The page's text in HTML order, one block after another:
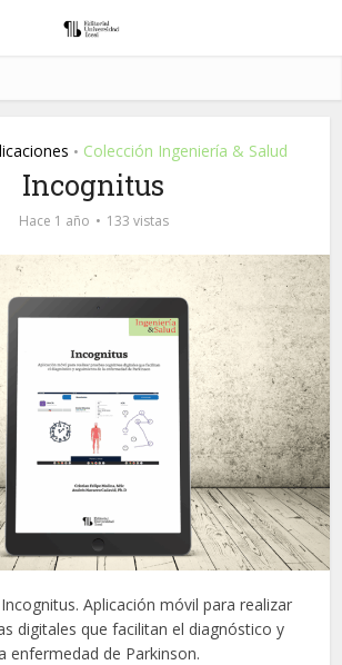
• Colección Ingeniería & Salud
Incognitus
Hace 1 año 133 vistas
Incognitus. Aplicación móvil para realizar
digitales que facilitan el diagnóstico y
enfermedad de Parkinson.